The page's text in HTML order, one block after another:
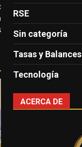
RSE
Sin categoría
Tasas y Balances
Tecnología
ACERCA DE